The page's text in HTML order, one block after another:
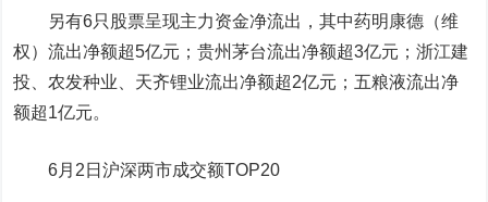
另有6只股票呈现主力资金净流出，其中药明康德 （维
权）流出净额超5亿元；贵州茅台流出净额超3亿元；浙江建
投 、农发种业 天齐锂业流出净额超2亿元； 五粮液流出净
额超1亿元。
6月2日沪深两市成交额TOP20